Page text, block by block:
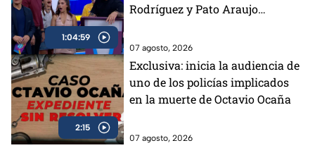
1:04:59
Rodríguez y Pato Araujo
perrito Lauro nos visita y la
emoción del Sin Palabras
07 agosto, 2026
2:15
Exclusiva: inicia la audiencia de
uno de los policías implicados
en la muerte de Octavio Ocaña
07 agosto, 2026